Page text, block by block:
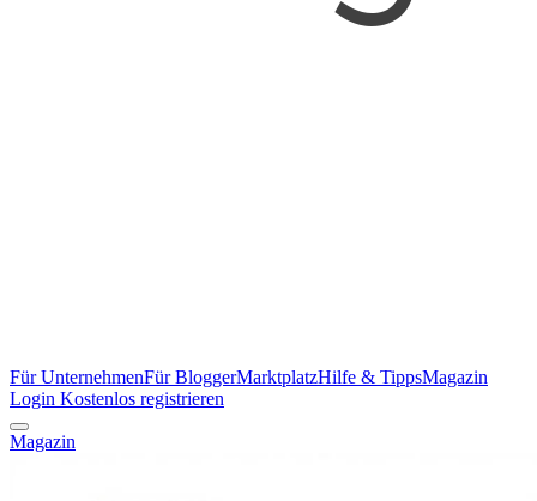
Für UnternehmenFür BloggerMarktplatzHilfe & TippsMagazin
Login Kostenlos registrieren
Magazin